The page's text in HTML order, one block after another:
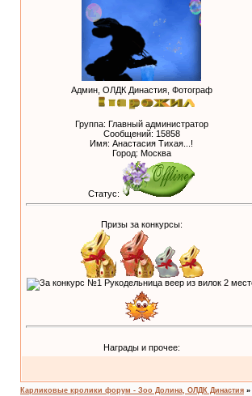
Админ, ОЛДК Династия, Фотограф
Группа: Главный администратор
Сообщений: 15858
Имя: Анастасия Тихая...!
Город: Москва
Статус:
Призы за конкурсы:
Награды и прочее:
Карликовые кролики форум - Зоо Долина, ОЛДК Династия »